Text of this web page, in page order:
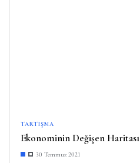
TARTIŞMA
Ekonominin Değişen Haritası
30 Temmuz 2021